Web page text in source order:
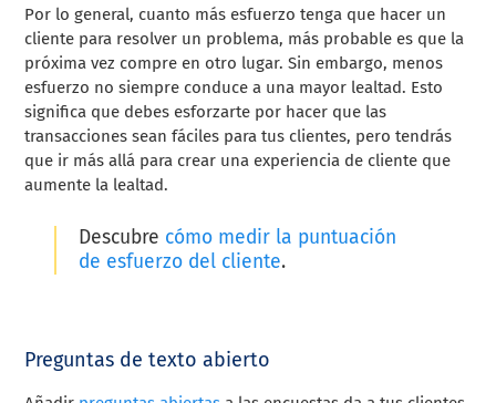
Por lo general, cuanto más esfuerzo tenga que hacer un
cliente para resolver un problema, más probable es que la
próxima vez compre en otro lugar. Sin embargo, menos
esfuerzo no siempre conduce a una mayor lealtad. Esto
significa que debes esforzarte por hacer que las
transacciones sean fáciles para tus clientes, pero tendrás
que ir más allá para crear una experiencia de cliente que
aumente la lealtad.
Descubre cómo medir la puntuación
de esfuerzo del cliente.
Preguntas de texto abierto